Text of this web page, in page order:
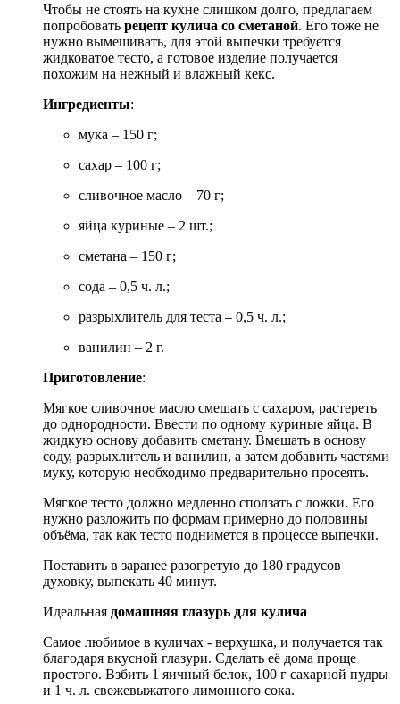
Чтобы не стоять на кухне слишком долго, предлагаем
попробовать рецепт кулича со сметаной. Его тоже не
нужно вымешивать, для этой выпечки требуется
жидковатое тесто, а готовое изделие получается
похожим на нежный и влажный кекс.
Ингредиенты:
мука – 150 г;
сахар – 100 г;
сливочное масло – 70 г;
яйца куриные – 2 шт.;
сметана – 150 г;
сода – 0,5 ч. л.;
разрыхлитель для теста – 0,5 ч. л.;
ванилин – 2 г.
Приготовление:
Мягкое сливочное масло смешать с сахаром, растереть
до однородности. Ввести по одному куриные яйца. В
жидкую основу добавить сметану. Вмешать в основу
соду, разрыхлитель и ванилин, а затем добавить частями
муку, которую необходимо предварительно просеять.
Мягкое тесто должно медленно сползать с ложки. Его
нужно разложить по формам примерно до половины
объёма, так как тесто поднимется в процессе выпечки.
Поставить в заранее разогретую до 180 градусов
духовку, выпекать 40 минут.
Идеальная домашняя глазурь для кулича
Самое любимое в куличах - верхушка, и получается так
благодаря вкусной глазури. Сделать её дома проще
простого. Взбить 1 яичный белок, 100 г сахарной пудры
и 1 ч. л. свежевыжатого лимонного сока.